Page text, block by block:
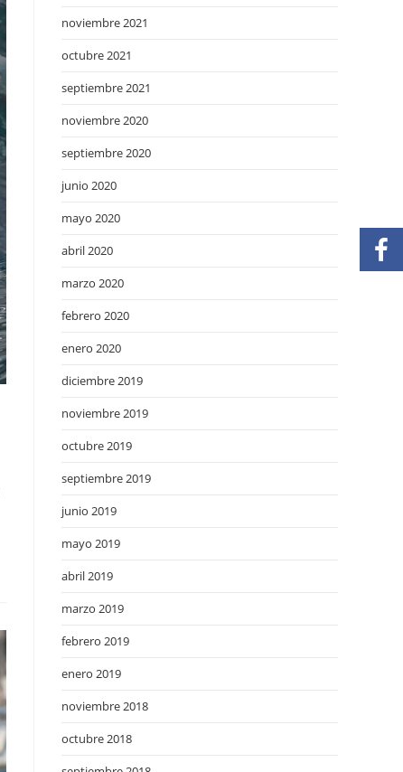
noviembre 2021
octubre 2021
septiembre 2021
noviembre 2020
septiembre 2020
junio 2020
mayo 2020
abril 2020
marzo 2020
febrero 2020
enero 2020
diciembre 2019
noviembre 2019
octubre 2019
septiembre 2019
junio 2019
mayo 2019
abril 2019
marzo 2019
febrero 2019
enero 2019
noviembre 2018
octubre 2018